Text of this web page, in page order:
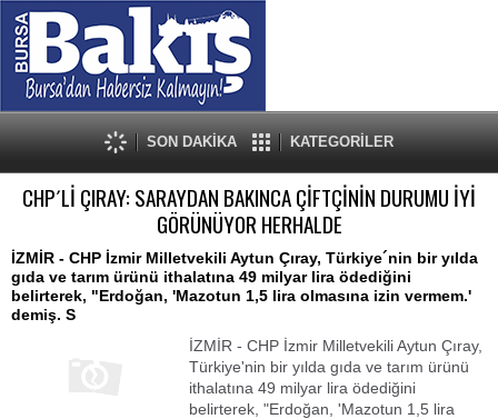
SON DAKİKA KATEGORİLER
CHP´Lİ ÇIRAY: SARAYDAN BAKINCA ÇİFTÇİNİN DURUMU İYİ
GÖRÜNÜYOR HERHALDE
İZMİR - CHP İzmir Milletvekili Aytun Çıray, Türkiye´nin bir yılda
gıda ve tarım ürünü ithalatına 49 milyar lira ödediğini
belirterek, "Erdoğan, 'Mazotun 1,5 lira olmasına izin vermem.'
demiş. S
İZMİR - CHP İzmir Milletvekili Aytun Çıray,
Türkiye'nin bir yılda gıda ve tarım ürünü
ithalatına 49 milyar lira ödediğini
belirterek, "Erdoğan, 'Mazotun 1,5 lira